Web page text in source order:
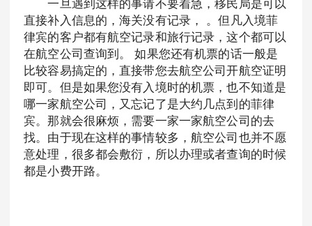
一旦遇到这样的事请不要着急，移民局是可以
直接补入信息的，海关没有记录， 。但凡入境菲
律宾的客户都有航空记录和旅行记录，这个都可以
在航空公司查询到。 如果您还有机票的话一般是
比较容易搞定的，直接带您去航空公司开航空证明
即可。但是如果您没有入境时的机票，也不知道是
哪一家航空公司，又忘记了是大约几点到的菲律
宾。那就会很麻烦，需要一家一家航空公司的去
找。由于现在这样的事情较多，航空公司也并不愿
意处理，很多都会敷衍，所以办理或者查询的时候
都是小费开路。